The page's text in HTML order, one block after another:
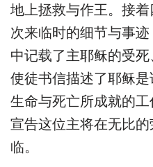
地上拯救与作王。接
次来临时的细节与事迹
中记载了主耶稣的受
使徒书信描述了耶稣
生命与死亡所成就的工
宣告这位主将在无比
临。